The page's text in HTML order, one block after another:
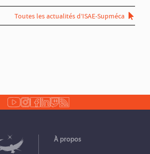
Toutes les actualités d’ISAE-Supméca
À propos